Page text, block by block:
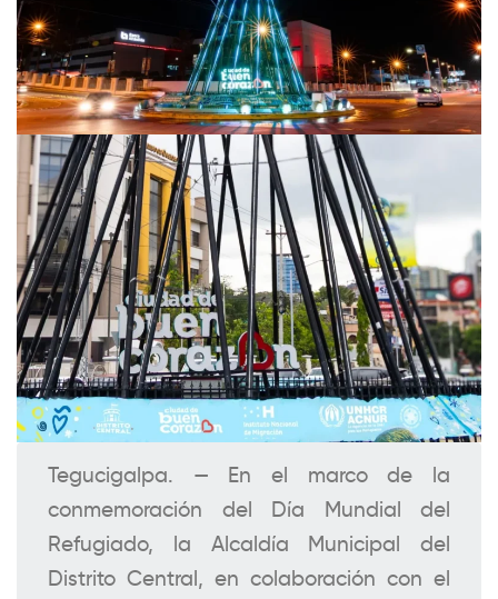
Tegucigalpa. — En el marco de la
conmemoración del Día Mundial del
Refugiado, la Alcaldía Municipal del
Distrito Central, en colaboración con el